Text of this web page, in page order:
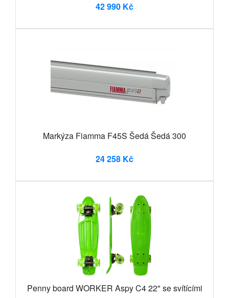
42 990 Kč
Markýza Fiamma F45S Šedá Šedá 300
24 258 Kč
Penny board WORKER Aspy C4 22" se svítícími